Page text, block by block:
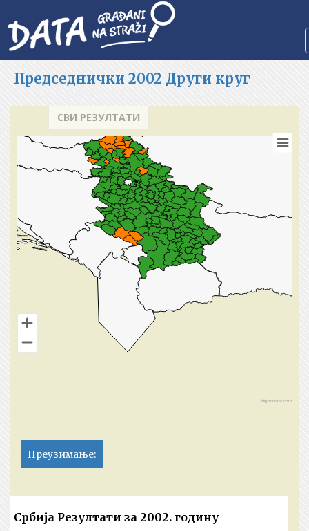
Председнички 2002 Други круг
СВИ РЕЗУЛТАТИ
Series 1
Highcharts.com
Преузимање:
Србија Резултати за 2002. годину